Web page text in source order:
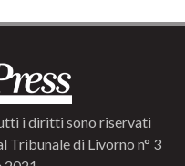
i diritti sono riservati
Tribunale di Livorno n° 3